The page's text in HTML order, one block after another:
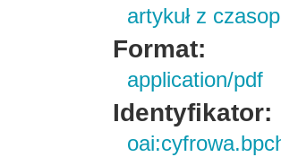
artykuł z
Format:
application/pdf
Identyfikator: